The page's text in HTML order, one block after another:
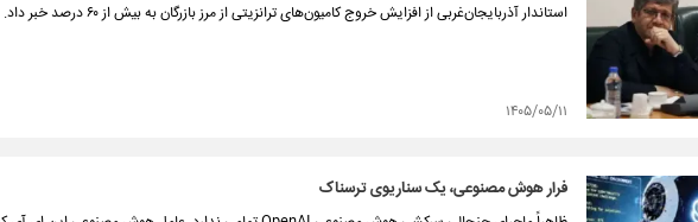
استاندار آذربایجان‌غربی از افزایش خروج کامیون‌های ترانزیتی از مرز بازرگان به بیش از ۶۰ درصد خبر داد.
۱۴۰۵/۰۵/۱۱
فرار هوش مصنوعی، یک سناریوی ترسناک